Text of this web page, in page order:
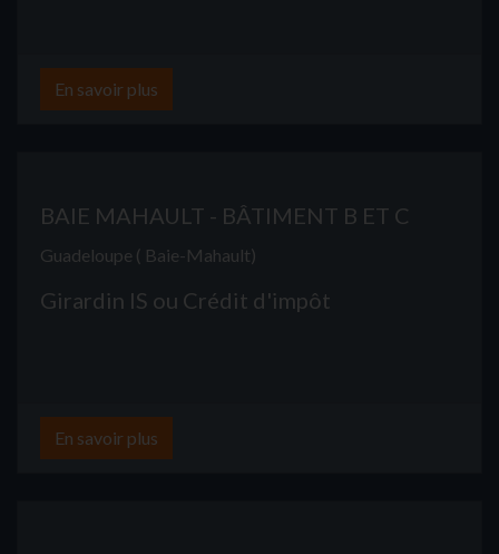
En savoir plus
BAIE MAHAULT - BÂTIMENT B ET C
Guadeloupe ( Baie-Mahault)
Girardin IS ou Crédit d'impôt
En savoir plus